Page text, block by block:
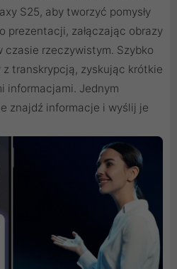
S25, aby tworzyć pomysły
prezentacji, załączając obrazy
czasie rzeczywistym. Szybko
transkrypcją, zyskując krótkie
informacjami. Jednym
znajdź informacje i wyślij je